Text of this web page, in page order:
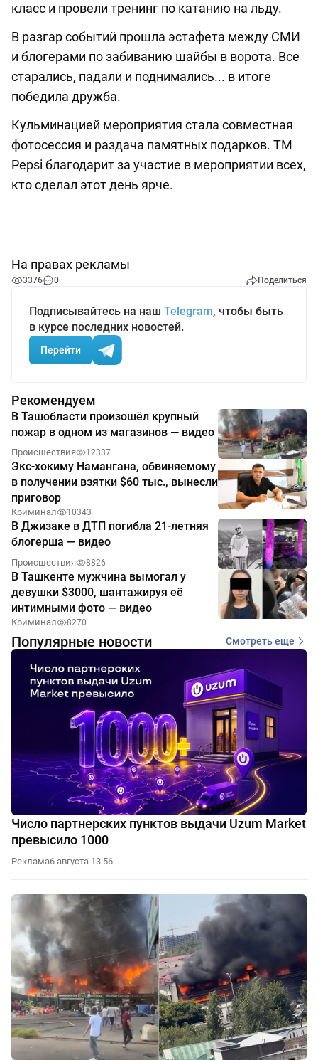
класс и провели тренинг по катанию на льду.
В разгар событий прошла эстафета между СМИ
и блогерами по забиванию шайбы в ворота. Все
старались, падали и поднимались... в итоге
победила дружба.
Кульминацией мероприятия стала совместная
фотосессия и раздача памятных подарков. ТМ
Pepsi благодарит за участие в мероприятии всех,
кто сделал этот день ярче.
На правах рекламы
3376 0 Поделиться
Подписывайтесь на наш Telegram, чтобы быть
в курсе последних новостей.
Перейти
Рекомендуем
В Ташобласти произошёл крупный
пожар в одном из магазинов — видео
Происшествия 12337
Экс-хокиму Намангана, обвиняемому
в получении взятки $60 тыс., вынесли
приговор
Криминал 10343
В Джизаке в ДТП погибла 21-летняя
блогерша — видео
Происшествия 8826
В Ташкенте мужчина вымогал у
девушки $3000, шантажируя её
интимными фото — видео
Криминал 8270
Популярные новости Смотреть еще
Число партнерских пунктов выдачи Uzum Market
превысило 1000
Реклама6 августа 13:56